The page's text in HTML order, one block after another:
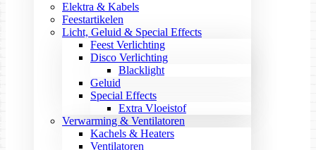
Elektra & Kabels
Feestartikelen
Licht, Geluid & Special Effects
Feest Verlichting
Disco Verlichting
Blacklight
Geluid
Special Effects
Extra Vloeistof
Verwarming & Ventilatoren
Kachels & Heaters
Ventilatoren